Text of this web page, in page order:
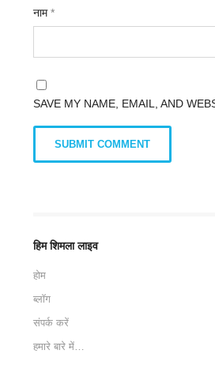
नाम*
SAVE MY NAME, EMAIL, AND
हिम शिमला लाइव
होम
ब्लॉग
संपर्क करें
हमारे बारे में…